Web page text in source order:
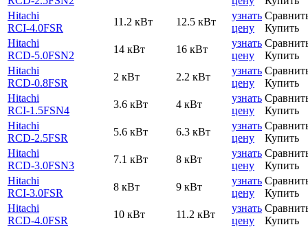
Hitachi
RCI-4.0FSR
11.2 кВт 12.5 кВт
узнать
цену
Купить
Hitachi
RCD-5.0FSN2
14 кВт 16 кВт
узнать
цену
Купить
Hitachi
RCD-0.8FSR
2 кВт 2.2 кВт
узнать
цену
Купить
Hitachi
RCI-1.5FSN4
3.6 кВт 4 кВт
узнать
цену
Купить
Hitachi
RCD-2.5FSR
5.6 кВт 6.3 кВт
узнать
цену
Купить
Hitachi
RCD-3.0FSN3
7.1 кВт 8 кВт
узнать
цену
Купить
Hitachi
RCI-3.0FSR
8 кВт 9 кВт
узнать
цену
Купить
Hitachi
RCD-4.0FSR
10 кВт 11.2 кВт
узнать
цену
Купить